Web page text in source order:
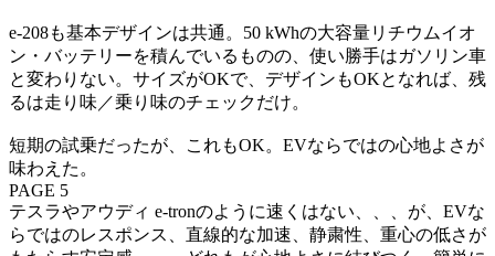
e-208も基本デザインは共通。50 kWhの大容量リチウムイオ
ン・バッテリーを積んでいるものの、使い勝手はガソリン車
と変わりない。サイズがOKで、デザインもOKとなれば、残
るは走り味／乗り味のチェックだけ。
短期の試乗だったが、これもOK。EVならではの心地よさが
味わえた。
PAGE 5
テスラやアウディ e-tronのように速くはない、、、が、EVな
らではのレスポンス、直線的な加速、静粛性、重心の低さが